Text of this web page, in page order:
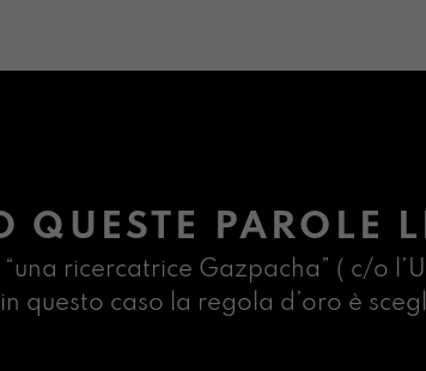
QUESTE PAROLE
“una ricercatrice Gazpacha” ( c/o
questo caso la regola d’oro è